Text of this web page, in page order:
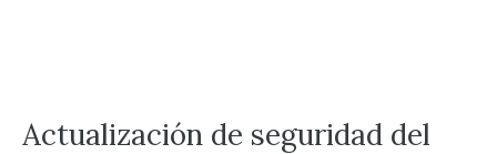
Actualización de seguridad del